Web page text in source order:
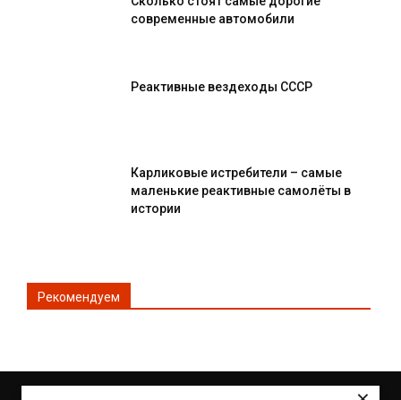
современные автомобили
Реактивные вездеходы СССР
Карликовые истребители – самые
маленькие реактивные самолёты в
истории
Рекомендуем